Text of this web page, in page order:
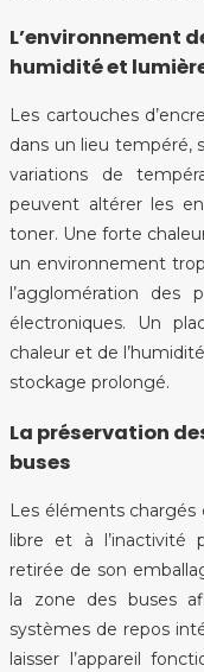
L’environnement
humidité et
Les cartouches
dans un lieu tempéré,
variations de
peuvent altérer les
toner. Une forte
un environnement
l’agglomération des
électroniques. Un
chaleur et de
stockage prolongé.
La préservation
buses
Les éléments chargés
libre et à l’inactivité
retirée de son
la zone des buses
systèmes de repos
laisser l’appareil